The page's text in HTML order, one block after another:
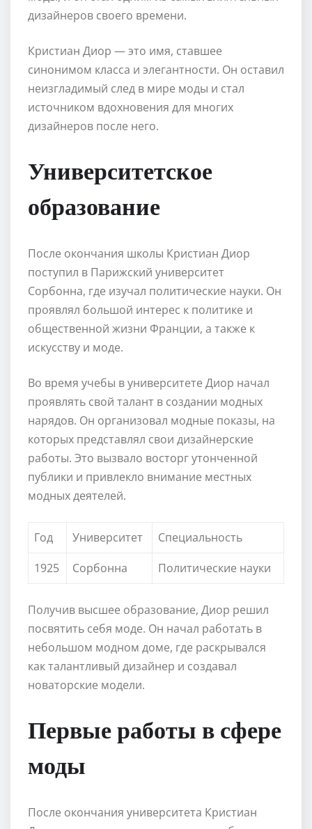
дизайнеров своего времени.
Кристиан Диор — это имя, ставшее
синонимом класса и элегантности. Он оставил
неизгладимый след в мире моды и стал
источником вдохновения для многих
дизайнеров после него.
Университетское
образование
После окончания школы Кристиан Диор
поступил в Парижский университет
Сорбонна, где изучал политические науки. Он
проявлял большой интерес к политике и
общественной жизни Франции, а также к
искусству и моде.
Во время учебы в университете Диор начал
проявлять свой талант в создании модных
нарядов. Он организовал модные показы, на
которых представлял свои дизайнерские
работы. Это вызвало восторг утонченной
публики и привлекло внимание местных
модных деятелей.
Год Университет
Специальность
1925
Сорбонна Политические науки
Получив высшее образование, Диор решил
посвятить себя моде. Он начал работать в
небольшом модном доме, где раскрывался
как талантливый дизайнер и создавал
новаторские модели.
Первые работы в сфере
моды
После окончания университета Кристиан